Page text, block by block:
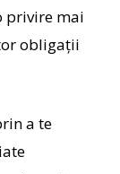
privire mai
obligații
a te